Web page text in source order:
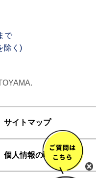
で
除く)
サイトマップ
個人情報の取り扱い